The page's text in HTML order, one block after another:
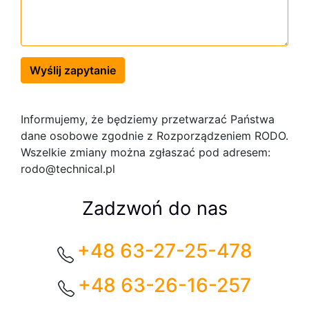
Wyślij zapytanie
Informujemy, że będziemy przetwarzać Państwa
dane osobowe zgodnie z Rozporządzeniem RODO.
Wszelkie zmiany można zgłaszać pod adresem:
rodo@technical.pl
Zadzwoń do nas
+48 63-27-25-478
+48 63-26-16-257